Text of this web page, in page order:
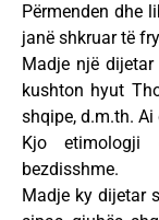
Përmenden dhe
janë shkruar të
Madje një
kushton hyut
shqipe, d.m.th. Ai
Kjo etimologji
bezdisshme.
Madje ky dijetar